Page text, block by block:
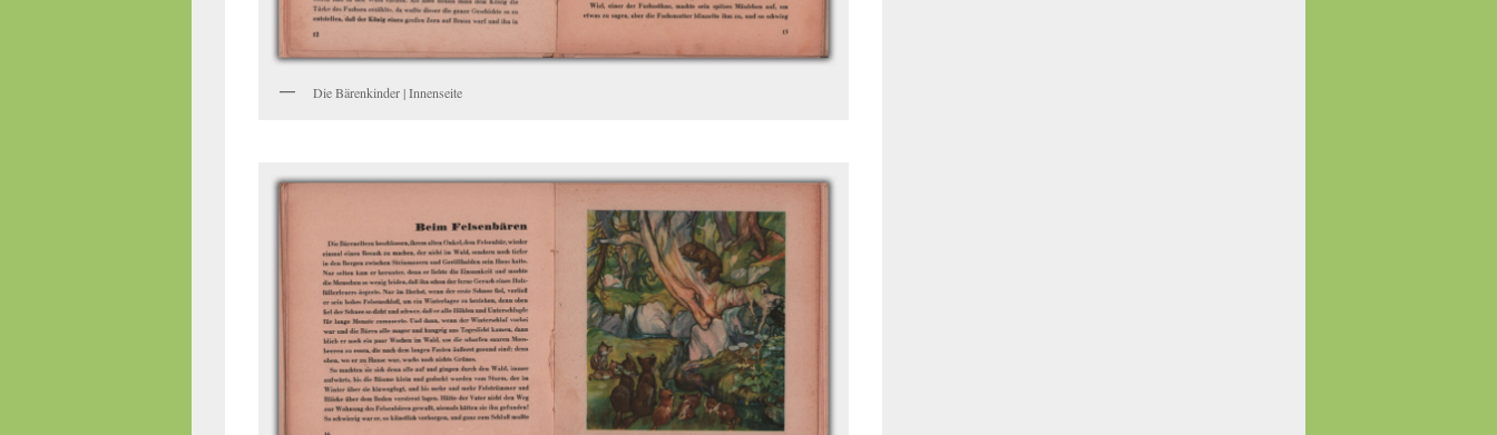
Die Bärenkinder | Innenseite